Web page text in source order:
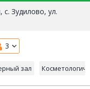
с. Зудилово, ул.
3
зал